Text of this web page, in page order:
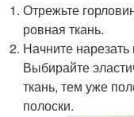
Отрежьте
ровная ткань.
Начните
Выбирайте
ткань, тем уже
полоски.